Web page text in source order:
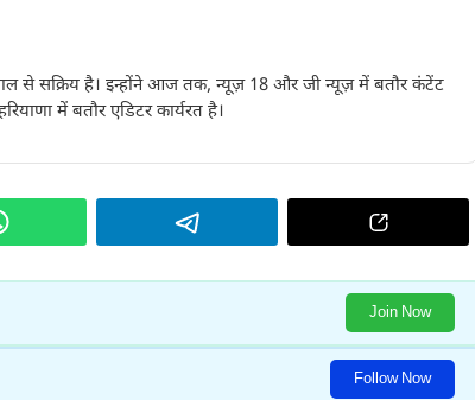
साल से सक्रिय है। इन्होंने आज तक, न्यूज़ 18 और जी न्यूज़ में बतौर कंटेंट
में बतौर एडिटर कार्यरत है।
Join Now
Follow Now